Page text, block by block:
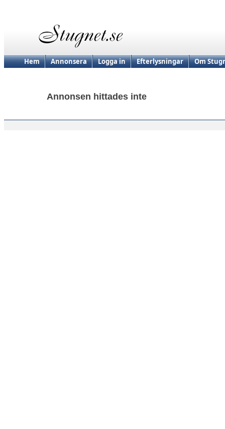
Hem Annonsera Logga in Efterlysningar Om
Annonsen hittades inte